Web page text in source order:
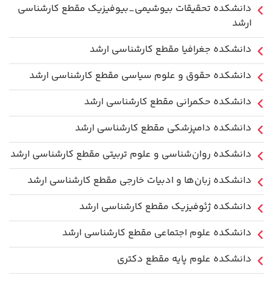
دانشکده تحقیقات بیوشیمی_بیوفیزیک مقطع کارشناسی
ارشد
دانشکده جغرافیا مقطع کارشناسی ارشد
دانشکده حقوق و علوم سیاسی مقطع کارشناسی ارشد
دانشکده حکمرانی مقطع کارشناسی ارشد
دانشکده دامپزشکی مقطع کارشناسی ارشد
دانشکده روان‌شناسی و علوم تربیتی مقطع کارشناسی ارشد
دانشکده زبان‌ها و ادبیات خارجی مقطع کارشناسی ارشد
دانشکده ژئوفیزیک مقطع کارشناسی ارشد
دانشکده علوم اجتماعی مقطع کارشناسی ارشد
دانشکده علوم پایه مقطع دکتری